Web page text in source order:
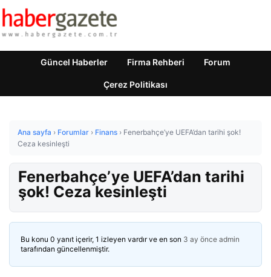
Güncel Haberler Firma Rehberi Forum
Çerez Politikası
Ana sayfa › Forumlar › Finans › Fenerbahçe’ye UEFA’dan tarihi şok!
Ceza kesinleşti
Fenerbahçe’ye UEFA’dan tarihi
şok! Ceza kesinleşti
Bu konu 0 yanıt içerir, 1 izleyen vardır ve en son 3 ay önce admin
tarafından güncellenmiştir.